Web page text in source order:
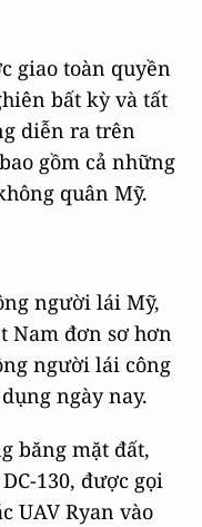
giao toàn quyền
bất kỳ và tất
diễn ra trên
gồm cả những
quân Mỹ.
người lái Mỹ,
Nam đơn sơ hơn
người lái công
ngày nay.
băng mặt đất,
130, được gọi
UAV Ryan vào